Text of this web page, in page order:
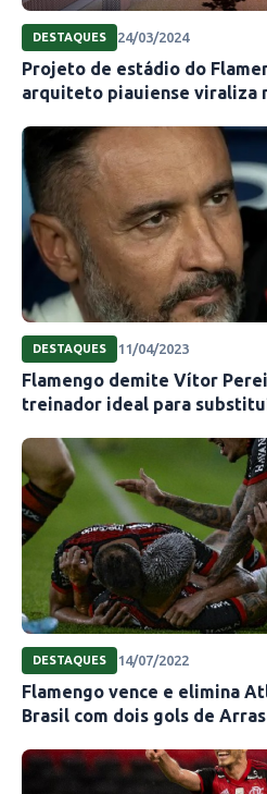
DESTAQUES 24/03/2024
Projeto de estádio do
arquiteto piauiense viraliza
DESTAQUES 11/04/2023
Flamengo demite Vítor
treinador ideal para
DESTAQUES 14/07/2022
Flamengo vence e elimina
Brasil com dois gols de